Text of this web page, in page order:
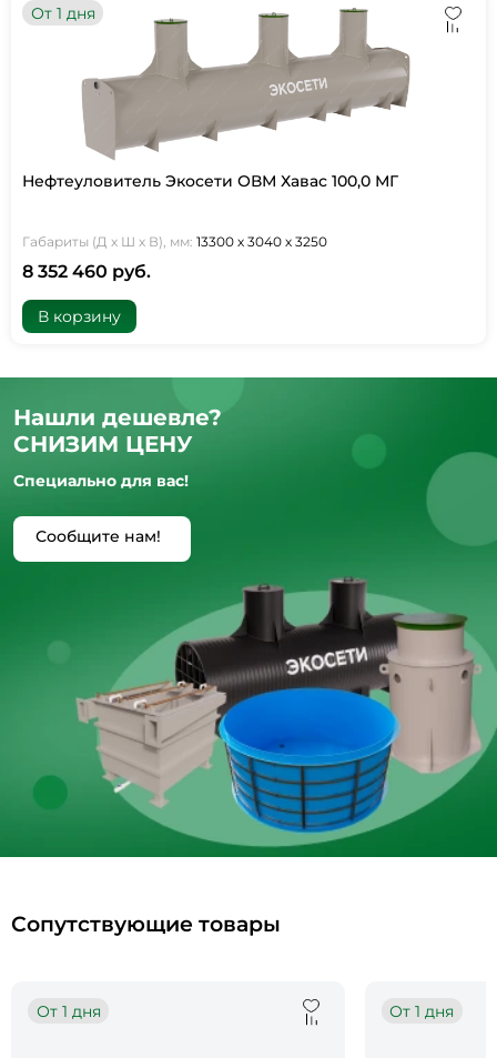
От 1 дня
Нефтеуловитель Экосети ОВМ Хавас 100,0 МГ
Габариты (Д х Ш х В), мм: 13300 х 3040 х 3250
8 352 460 руб.
В корзину
Нашли дешевле?
СНИЗИМ ЦЕНУ
Специально для вас!
Сообщите нам!
Сопутствующие товары
От 1 дня От 1 дня